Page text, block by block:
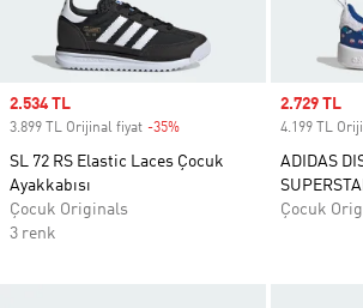
Sale price
2.534 TL
3.899 TL Orijinal fiyat -35%
SL 72 RS Elastic Laces Çocuk
Ayakkabısı
Çocuk Originals
3 renk
Sale price
2.729 TL
4.199 TL
ADIDAS
Çocuk